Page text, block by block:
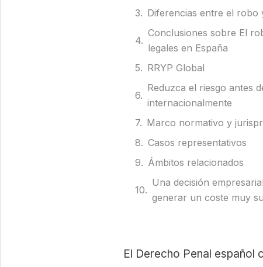
Diferencias entre el robo
Conclusiones sobre El
legales en España
RRYP Global
Reduzca el riesgo antes
internacionalmente
Marco normativo y
Casos representativos
Ámbitos relacionados
Una decisión
generar un coste muy
El Derecho Penal